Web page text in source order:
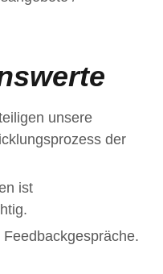
unsere
der
ist